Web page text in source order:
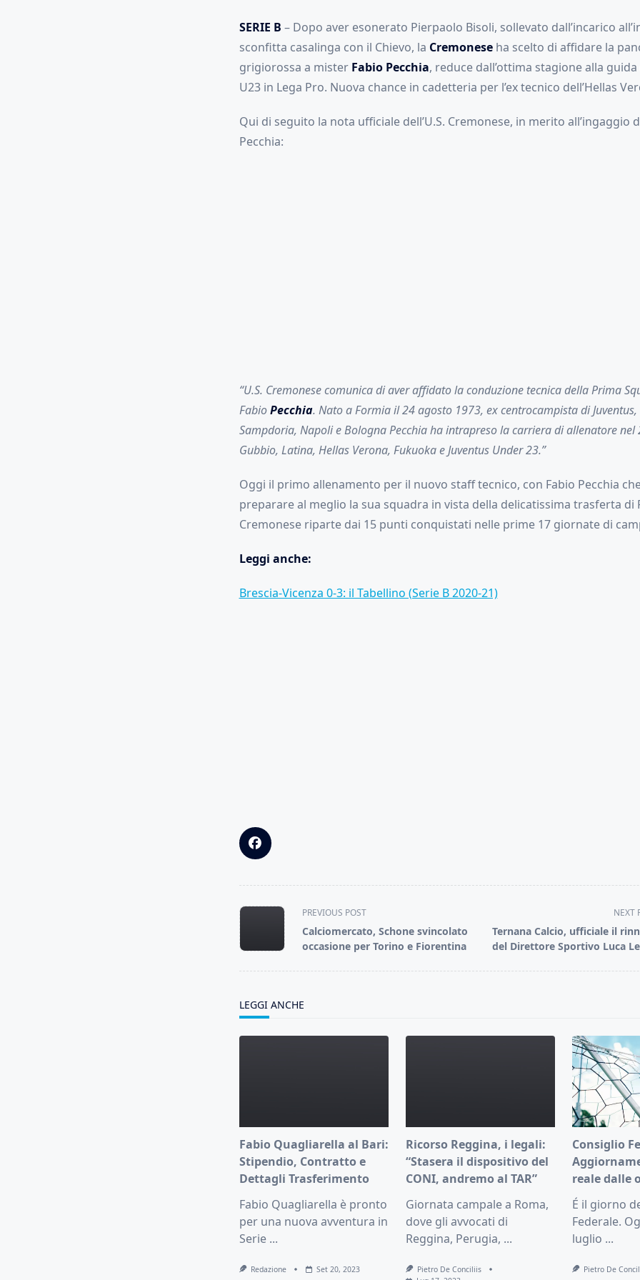
SERIE B – Dopo aver esonerato Pierpaolo Bisoli, sollevato dall’incarico
sconfitta casalinga con il Chievo, la Cremoneseha scelto di affidare la
grigiorossa a mister Fabio Pecchia, reduce dall’ottima stagione alla guida
U23 in Lega Pro. Nuova chance in cadetteria per l’ex tecnico dell’Hellas
Qui di seguito la nota ufficiale dell’U.S. Cremonese, in merito all’ingaggio
Pecchia:
“U.S. Cremonese comunica di aver affidato la conduzione tecnica della Prima
FabioPecchia. Nato a Formia il 24 agosto 1973, ex centrocampista di Juventus,
Sampdoria, Napoli e Bologna Pecchia ha intrapreso la carriera di allenatore
Gubbio, Latina, Hellas Verona, Fukuoka e Juventus Under 23.”
Oggi il primo allenamento per il nuovo staff tecnico, con Fabio Pecchia
preparare al meglio la sua squadra in vista della delicatissima trasferta di
Cremonese riparte dai 15 punti conquistati nelle prime 17 giornate di
Leggi anche:
Brescia-Vicenza 0-3: il Tabellino (Serie B 2020-21)
<span
class="nav-
subtitle
PREVIOUS POST
Calciomercato, Schone svincolato
occasione per Torino e Fiorentina
NEXT
Ternana Calcio, ufficiale il
del Direttore Sportivo Luca
LEGGI ANCHE
Fabio Quagliarella al Bari:
Stipendio, Contratto e
Dettagli Trasferimento
Fabio Quagliarella è pronto
per una nuova avventura in
Serie ...
Redazione Set 20, 2023
Ricorso Reggina, i legali:
“Stasera il dispositivo del
CONI, andremo al TAR”
Giornata campale a Roma,
dove gli avvocati di
Reggina, Perugia, ...
Pietro De Conciliis
Consiglio
reale dalle
É il giorno
Federale.
luglio ...
Pietro De